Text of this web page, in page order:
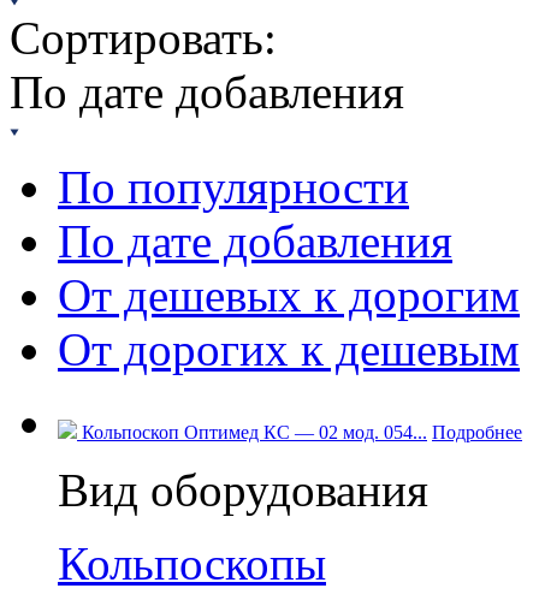
Сортировать:
По дате добавления
По популярности
По дате добавления
От дешевых к дорогим
От дорогих к дешевым
Кольпоскоп Оптимед КС — 02 мод. 054... Подробнее
Вид оборудования
Кольпоскопы